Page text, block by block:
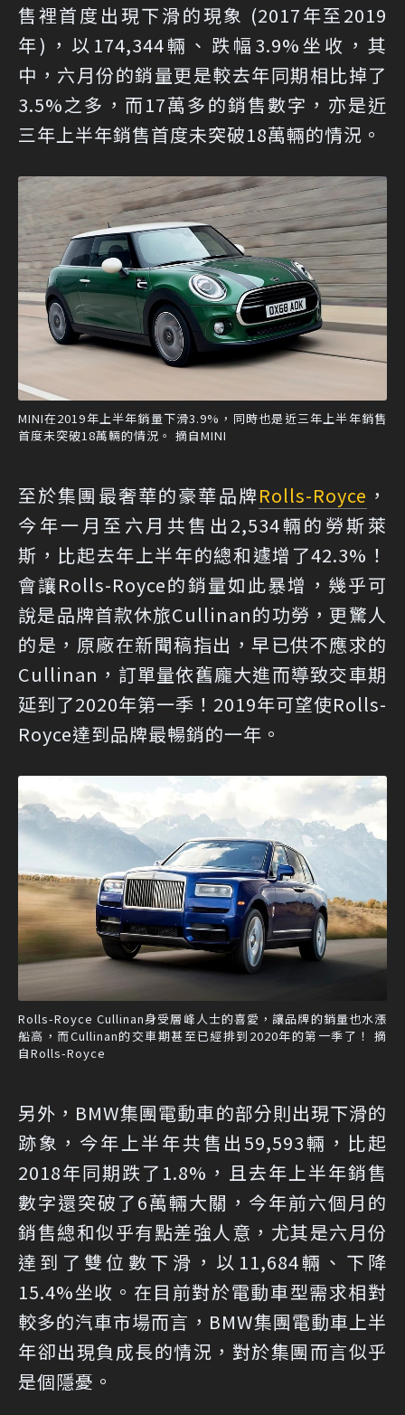
售裡首度出現下滑的現象 (2017年至2019
年)，以174,344輛、跌幅3.9%坐收，其
中，六月份的銷量更是較去年同期相比掉了
3.5%之多，而17萬多的銷售數字，亦是近
三年上半年銷售首度未突破18萬輛的情況。
MINI在2019年上半年銷量下滑3.9%，同時也是近三年上半年銷售
首度未突破18萬輛的情況。 摘自MINI
至於集團最奢華的豪華品牌Rolls-Royce ，
今年一月至六月共售出2,534輛的勞斯萊
斯，比起去年上半年的總和遽增了42.3%！
會讓Rolls-Royce的銷量如此暴增，幾乎可
說是品牌首款休旅Cullinan的功勞，更驚人
的是，原廠在新聞稿指出，早已供不應求的
Cullinan，訂單量依舊龐大進而導致交車期
延到了2020年第一季！2019年可望使Rolls-
Royce達到品牌最暢銷的一年。
Rolls-Royce Cullinan身受層峰人士的喜愛，讓品牌的銷量也水漲
船高，而Cullinan的交車期甚至已經排到2020年的第一季了！ 摘
自Rolls-Royce
另外，BMW集團電動車的部分則出現下滑的
跡象，今年上半年共售出59,593輛，比起
2018年同期跌了1.8%，且去年上半年銷售
數字還突破了6萬輛大關，今年前六個月的
銷售總和似乎有點差強人意，尤其是六月份
達到了雙位數下滑，以11,684輛、下降
15.4%坐收。在目前對於電動車型需求相對
較多的汽車市場而言，BMW集團電動車上半
年卻出現負成長的情況，對於集團而言似乎
是個隱憂。